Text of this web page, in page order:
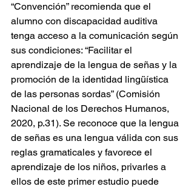
“Convención” recomienda que el
alumno con discapacidad auditiva
tenga acceso a la comunicación según
sus condiciones: “Facilitar el
aprendizaje de la lengua de señas y la
promoción de la identidad lingüística
de las personas sordas” (Comisión
Nacional de los Derechos Humanos,
2020, p.31). Se reconoce que la lengua
de señas es una lengua válida con sus
reglas gramaticales y favorece el
aprendizaje de los niños, privarles a
ellos de este primer estudio puede